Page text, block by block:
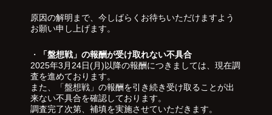
原因の解明まで、今しばらくお待ちいただけますよう
お願い申し上げます。
・
「盤想戦」の報酬が受け取れない不具合
2025年3月24日(月)以降の報酬につきましては、現在調
査を進めております。
また、「盤想戦」の報酬を引き続き受け取ることが出
来ない不具合を確認しております。
調査完了次第、補填を実施させていただきます。